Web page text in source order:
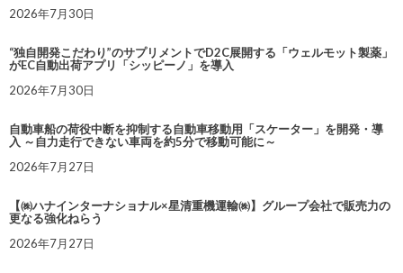
2026年7月30日
“独自開発こだわり”のサプリメントでD2C展開する「ウェルモット製薬」
がEC自動出荷アプリ「シッピーノ」を導入
2026年7月30日
自動車船の荷役中断を抑制する自動車移動用「スケーター」を開発・導
入 ～自力走行できない車両を約5分で移動可能に～
2026年7月27日
【㈱ハナインターナショナル×星清重機運輸㈱】グループ会社で販売力の
更なる強化ねらう
2026年7月27日